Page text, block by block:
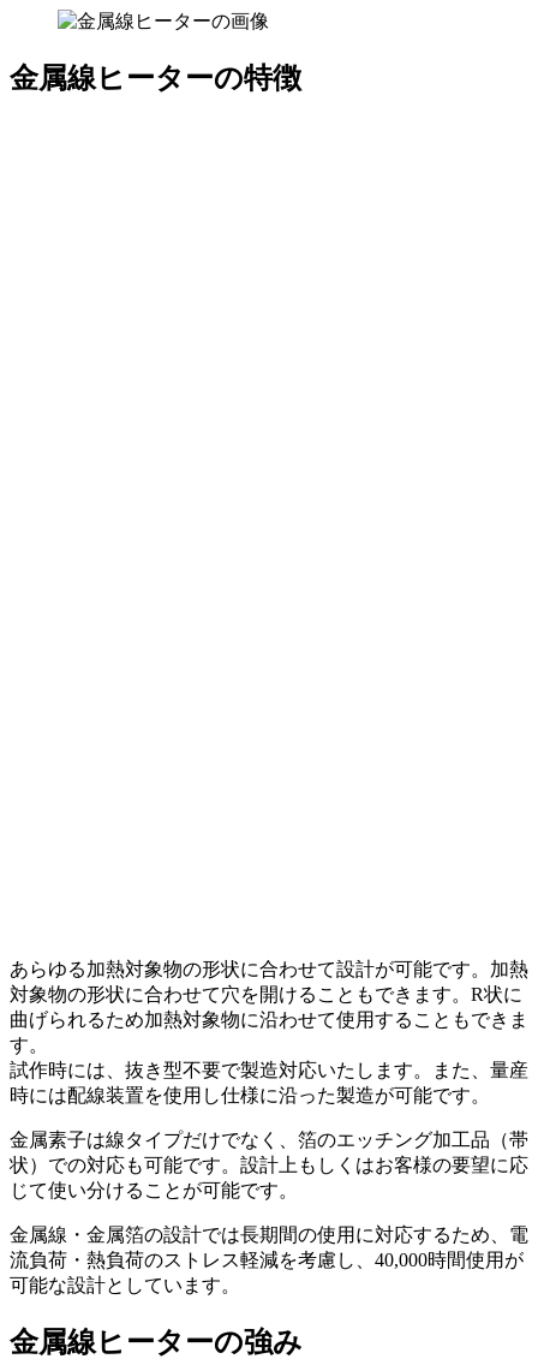
金属線ヒーターの特徴
あらゆる加熱対象物の形状に合わせて設計が可能です。加熱
対象物の形状に合わせて穴を開けることもできます。R状に
曲げられるため加熱対象物に沿わせて使用することもできま
す。
試作時には、抜き型不要で製造対応いたします。また、量産
時には配線装置を使用し仕様に沿った製造が可能です。
金属素子は線タイプだけでなく、箔のエッチング加工品（帯
状）での対応も可能です。設計上もしくはお客様の要望に応
じて使い分けることが可能です。
金属線・金属箔の設計では長期間の使用に対応するため、電
流負荷・熱負荷のストレス軽減を考慮し、40,000時間使用が
可能な設計としています。
金属線ヒーターの強み